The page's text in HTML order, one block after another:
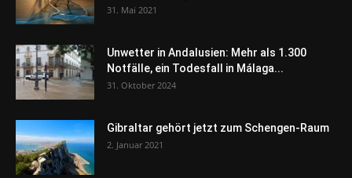
31. Mai 2021
Unwetter in Andalusien: Mehr als 1.300
Notfälle, ein Todesfall in Málaga...
31. Oktober 2024
Gibraltar gehört jetzt zum Schengen-Raum
2. Januar 2021